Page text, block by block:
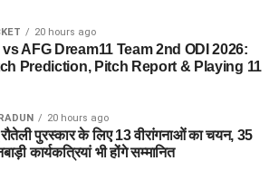
20 hours ago
vs AFG Dream11 Team 2nd ODI 2026:
Prediction, Pitch Report & Playing 11
20 hours ago
पुरस्कार के लिए 13 वीरांगनाओं का चयन, 35
कार्यकत्रियां भी होंगे सम्मानित